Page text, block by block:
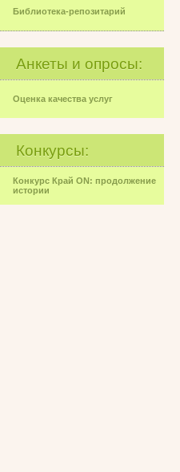
Библиотека-репозитарий
Анкеты и опросы:
Оценка качества услуг
Конкурсы:
Конкурс Край ON: продолжение
истории